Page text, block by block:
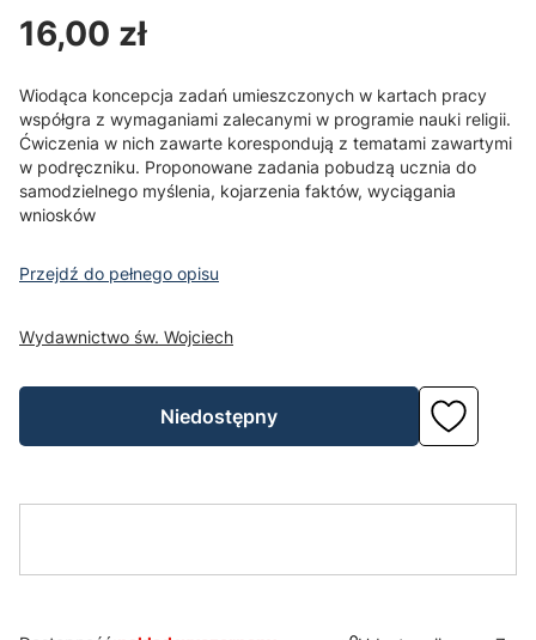
Cena
16,00 zł
Wiodąca koncepcja zadań umieszczonych w kartach pracy
współgra z wymaganiami zalecanymi w programie nauki religii.
Ćwiczenia w nich zawarte korespondują z tematami zawartymi
w podręczniku. Proponowane zadania pobudzą ucznia do
samodzielnego myślenia, kojarzenia faktów, wyciągania
wniosków
Przejdź do pełnego opisu
Wydawnictwo św. Wojciech
Niedostępny